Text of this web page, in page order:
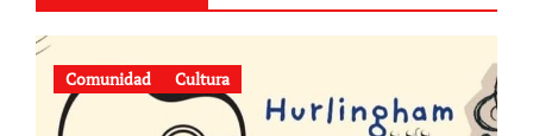
Comunidad Cultura